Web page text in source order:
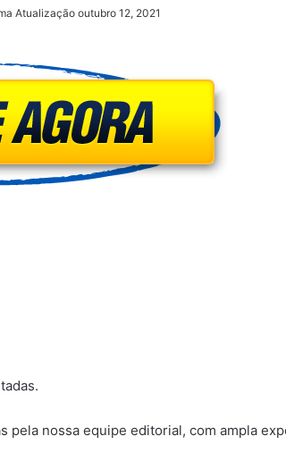
Atualização outubro 12, 2021
pela nossa equipe editorial, com ampla